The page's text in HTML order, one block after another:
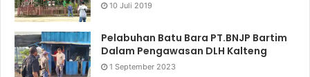
10 Juli 2019
Pelabuhan Batu Bara PT.BNJP Bartim
Dalam Pengawasan DLH Kalteng
1 September 2023